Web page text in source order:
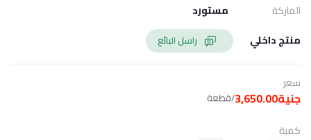
الماركة
مستورد
منتج داخلي
سعر
جنية3,650.00 /قطعة
كمية